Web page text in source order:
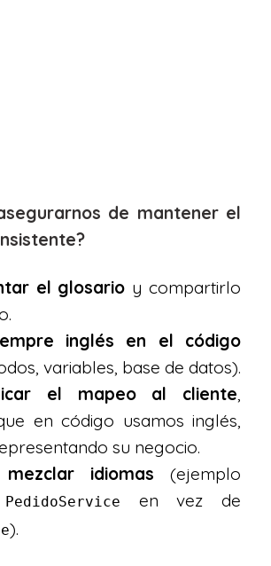
de mantener el
el glosario y compartirlo
inglés en el código
variables, base de datos).
el mapeo al cliente,
en código usamos inglés,
su negocio.
idiomas (ejemplo
PedidoService en vez de
).